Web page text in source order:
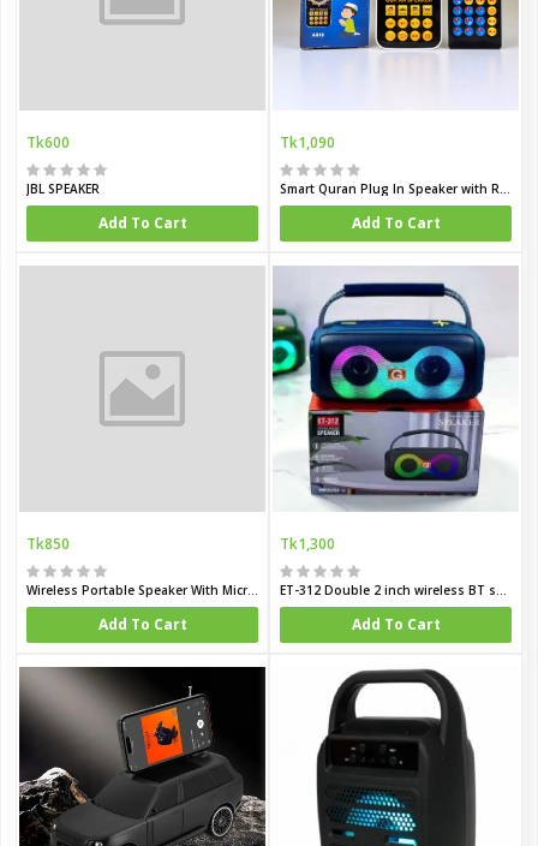
Tk600
JBL SPEAKER
Add To Cart
Tk1,090
Smart Quran Plug In Speaker with Remote
Add To Cart
Tk850
Wireless Portable Speaker With Microphone
Add To Cart
Tk1,300
ET-312 Double 2 inch wireless BT speaker
Add To Cart